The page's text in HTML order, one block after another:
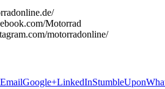
Motorrad
motorradonline/
EmailGoogle+LinkedInStumbleUpon